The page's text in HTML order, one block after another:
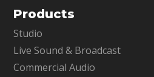
Products
Studio
Live Sound & Broadcast
Commercial Audio